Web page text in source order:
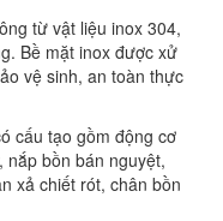
từ vật liệu inox 304,
Bề mặt inox được xử
vệ sinh, an toàn thực
cấu tạo gồm động cơ
nắp bồn bán nguyệt,
xả chiết rót, chân bồn